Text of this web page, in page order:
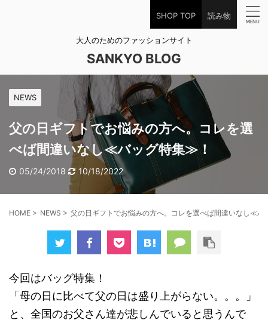
SHOP TOP 読み物
大人のためのファッションサイト
SANKYO BLOG
NEWS
父の日ギフトでお悩みの方へ。コレを選
べば間違いなし≪バッグ特集≫！
05/24/2018 10/18/2022
HOME > NEWS > 父の日ギフトでお悩みの方へ。コレを選べば間違いなし≪
今回はバッグ特集！
「母の日に比べて父の日は盛り上がらない。。。」
と、全国のお父さん達が悲しんでいると思うんで